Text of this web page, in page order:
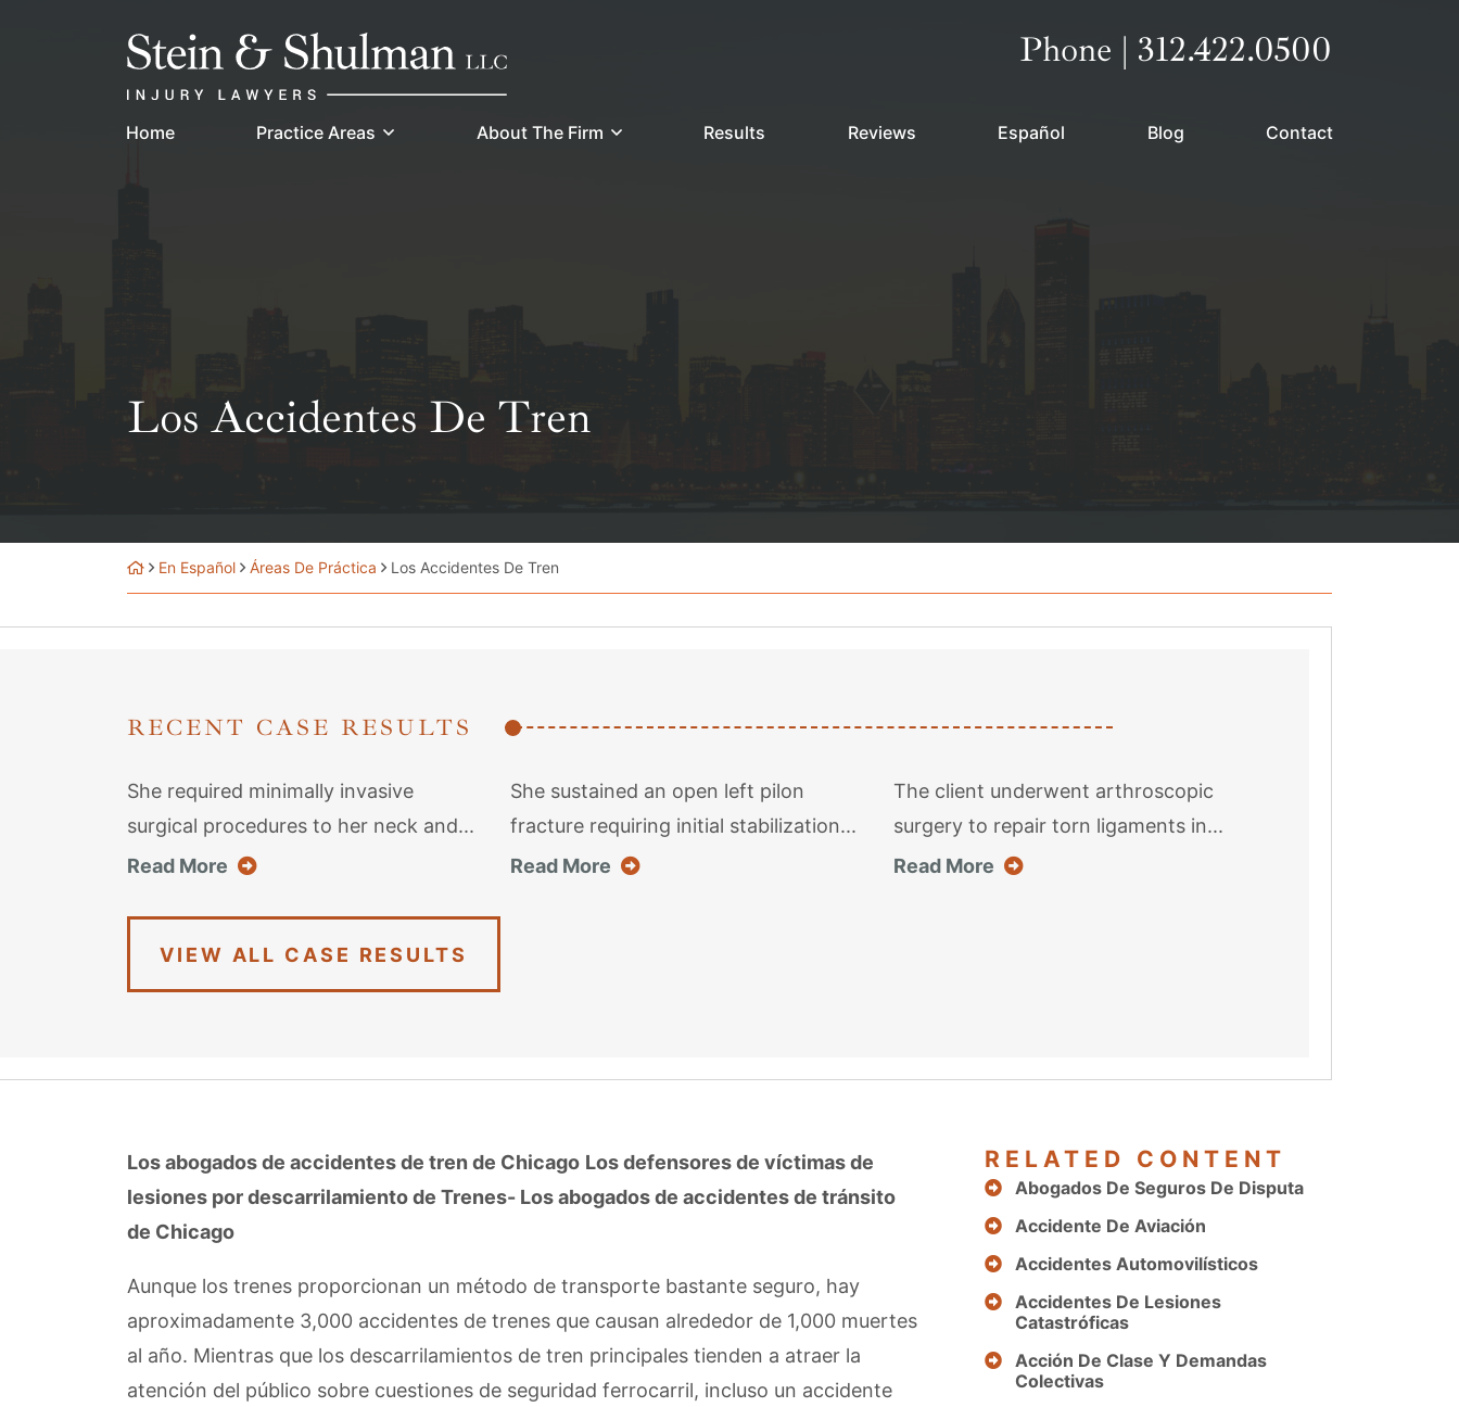
Return home Call our office
Phone | 312.422.0500
Home Practice Areas About The Firm Results Reviews Español Blog Contact
Los Accidentes De Tren
En Español Áreas De Práctica Los Accidentes De Tren
RECENT CASE RESULTS
She required minimally invasive
surgical procedures to her neck and...
Read More about this case result
She sustained an open left pilon
fracture requiring initial stabilization...
Read More about this case result
The client underwent arthroscopic
surgery to repair torn ligaments in...
Read More about this case result
VIEW ALL CASE RESULTS
Los abogados de accidentes de tren de Chicago Los defensores de víctimas de
lesiones por descarrilamiento de Trenes- Los abogados de accidentes de tránsito
de Chicago
Aunque los trenes proporcionan un método de transporte bastante seguro, hay
aproximadamente 3,000 accidentes de trenes que causan alrededor de 1,000 muertes
al año. Mientras que los descarrilamientos de tren principales tienden a atraer la
atención del público sobre cuestiones de seguridad ferrocarril, incluso un accidente
RELATED CONTENT
Abogados De Seguros De Disputa
Accidente De Aviación
Accidentes Automovilísticos
Accidentes De Lesiones
Catastróficas
Acción De Clase Y Demandas
Colectivas